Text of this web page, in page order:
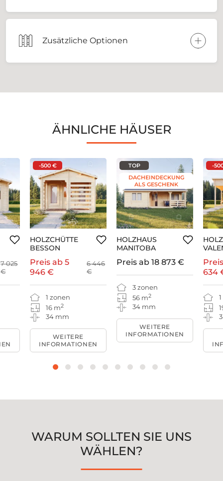
Zusätzliche Optionen
ÄHNLICHE HÄUSER
7 025
€
-500 €
HOLZCHÜTTE
BESSON
1 zonen
16 m2
34 mm
Preis ab 5
946 €
6 446
€
WEITERE
INFORMATIONEN
TOP
DACHEINDECKUNG
ALS GESCHENK
HOLZHAUS
MANITOBA
3 zonen
56 m2
34 mm
Preis ab 18 873 €
WEITERE
INFORMATIONEN
-
634
WARUM SOLLTEN SIE UNS
WÄHLEN?